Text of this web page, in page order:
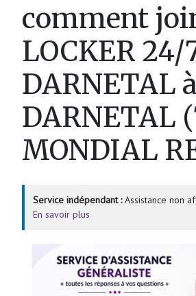
comment
LOCKER
DARNETAL à
DARNETAL
MONDIAL
Service indépendant :Assistance non
En savoir plus